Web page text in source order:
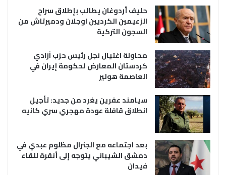
حليف أردوغان يطالب بإطلاق سراح
الزعيمين الكرديين اوجلان ودميرتاش من
السجون التركية
محاولة اغتيال نجل رئيس حزب آزادي
كردستان المعارض لحكومة إيران في
العاصمة هولير
سيامند عفرين يغرد من جديد: تأجيل
انطلاق قافلة عودة مهجري سري كانيه
بعد اجتماعه مع الجنرال مظلوم عبدي في
دمشق الشيباني يتوجه إلى أنقرة للقاء
فيدان